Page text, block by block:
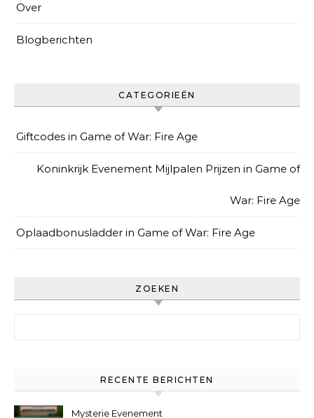
Over
Blogberichten
CATEGORIEËN
Giftcodes in Game of War: Fire Age
Koninkrijk Evenement Mijlpalen Prijzen in Game of
War: Fire Age
Oplaadbonusladder in Game of War: Fire Age
ZOEKEN
RECENTE BERICHTEN
Mysterie Evenement